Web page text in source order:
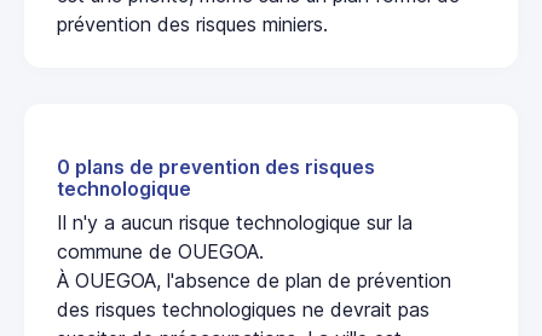
prévention des risques miniers.
0 plans de prevention des risques
technologique
Il n'y a aucun risque technologique sur la
commune de OUEGOA.
À OUEGOA, l'absence de plan de prévention
des risques technologiques ne devrait pas